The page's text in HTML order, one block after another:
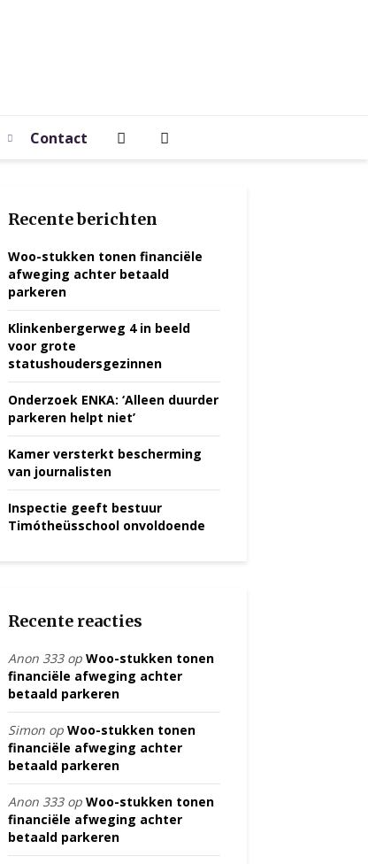
Contact
Recente berichten
Woo-stukken tonen financiële
afweging achter betaald
parkeren
Klinkenbergerweg 4 in beeld
voor grote
statushoudersgezinnen
Onderzoek ENKA: ‘Alleen duurder
parkeren helpt niet’
Kamer versterkt bescherming
van journalisten
Inspectie geeft bestuur
Timótheüsschool onvoldoende
Recente reacties
Anon 333op Woo-stukken tonen
financiële afweging achter
betaald parkeren
Simon op Woo-stukken tonen
financiële afweging achter
betaald parkeren
Anon 333op Woo-stukken tonen
financiële afweging achter
betaald parkeren